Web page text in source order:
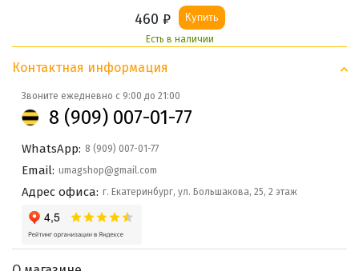
460 ₽ Купить
Есть в наличии
Контактная информация
Звоните ежедневно с 9:00 до 21:00
8 (909) 007-01-77
WhatsApp: 8 (909) 007-01-77
Email: umagshop@gmail.com
Адрес офиса: г. Екатеринбург, ул. Большакова, 25, 2 этаж